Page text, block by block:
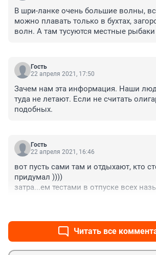
В шри-ланке очень большие волны,
можно плавать только в бухтах,
волн. А там тусуются местные
на всю округу. И отъезжая от берега
Ещё как и на всех островах там нет
сооружений и все говно сливают в
моря то......
Гость
22 апреля 2021, 17:50
Зачем нам эта информация. Наши
туда не летают. Если не считать
подобных.
Гость
22 апреля 2021, 16:46
вот пусть сами там и отдыхают, кто
придумал ))))
затра...ем тестами в отпуске всех
Читать все